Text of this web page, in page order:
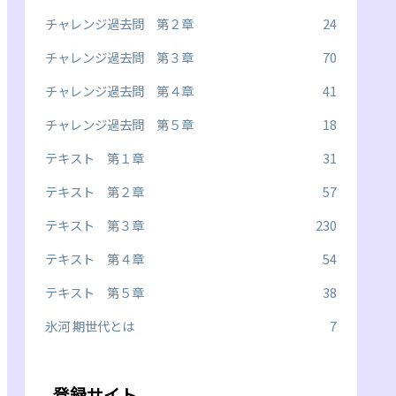
チャレンジ過去問 第２章
24
チャレンジ過去問 第３章
70
チャレンジ過去問 第４章
41
チャレンジ過去問 第５章
18
テキスト 第１章
31
テキスト 第２章
57
テキスト 第３章
230
テキスト 第４章
54
テキスト 第５章
38
氷河 期世代とは
7